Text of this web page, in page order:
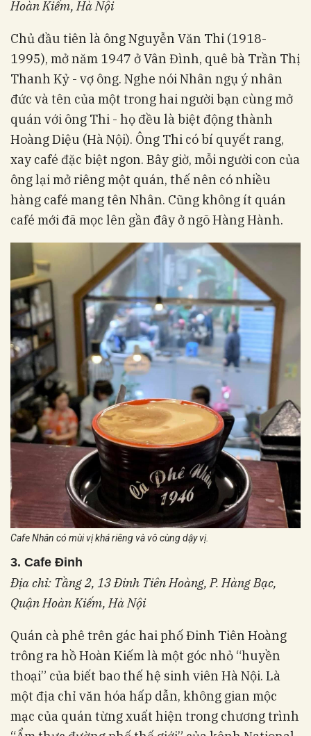
Hoàn Kiếm, Hà Nội
Chủ đầu tiên là ông Nguyễn Văn Thi (1918-
1995), mở năm 1947 ở Vân Đình, quê bà Trần Thị
Thanh Kỷ - vợ ông. Nghe nói Nhân ngụ ý nhân
đức và tên của một trong hai người bạn cùng mở
quán với ông Thi - họ đều là biệt động thành
Hoàng Diệu (Hà Nội). Ông Thi có bí quyết rang,
xay café đặc biệt ngon. Bây giờ, mỗi người con của
ông lại mở riêng một quán, thế nên có nhiều
hàng café mang tên Nhân. Cũng không ít quán
café mới đã mọc lên gần đây ở ngõ Hàng Hành.
Cafe Nhân có mùi vị khá riêng và vô cùng dậy vị.
3. Cafe Đinh
Địa chỉ: Tầng 2, 13 Đinh Tiên Hoàng, P. Hàng Bạc,
Quận Hoàn Kiếm, Hà Nội
Quán cà phê trên gác hai phố Đinh Tiên Hoàng
trông ra hồ Hoàn Kiếm là một góc nhỏ “huyền
thoại” của biết bao thế hệ sinh viên Hà Nội. Là
một địa chỉ văn hóa hấp dẫn, không gian mộc
mạc của quán từng xuất hiện trong chương trình